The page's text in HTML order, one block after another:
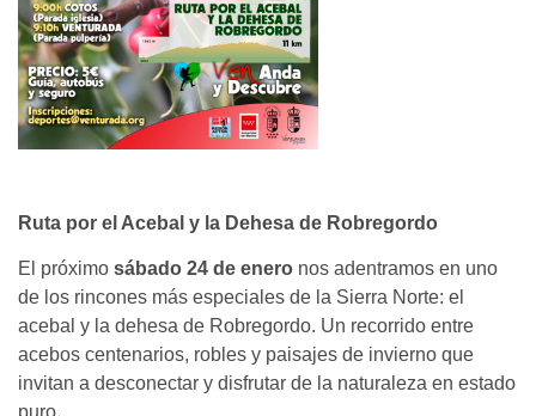
Ruta por el Acebal y la Dehesa de Robregordo
El próximo sábado 24 de enero nos adentramos en uno
de los rincones más especiales de la Sierra Norte: el
acebal y la dehesa de Robregordo. Un recorrido entre
acebos centenarios, robles y paisajes de invierno que
invitan a desconectar y disfrutar de la naturaleza en estado